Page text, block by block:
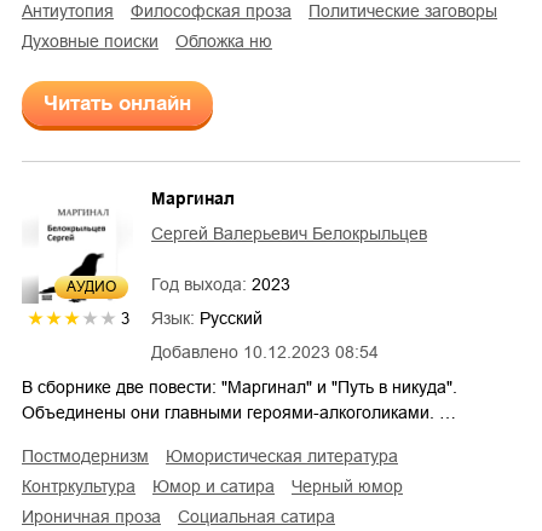
антиутопия
философская проза
политические заговоры
духовные поиски
обложка ню
Читать онлайн
AУДИО
3
Добавлено 10.12.2023 08:54
Маргинал
Сергей Валерьевич Белокрыльцев
Год выхода: 2023
Язык: Русский
В сборнике две повести: "Маргинал" и "Путь в никуда".
Объединены они главными героями-алкоголиками. …
постмодернизм
юмористическая литература
контркультура
юмор и сатира
черный юмор
ироничная проза
социальная сатира